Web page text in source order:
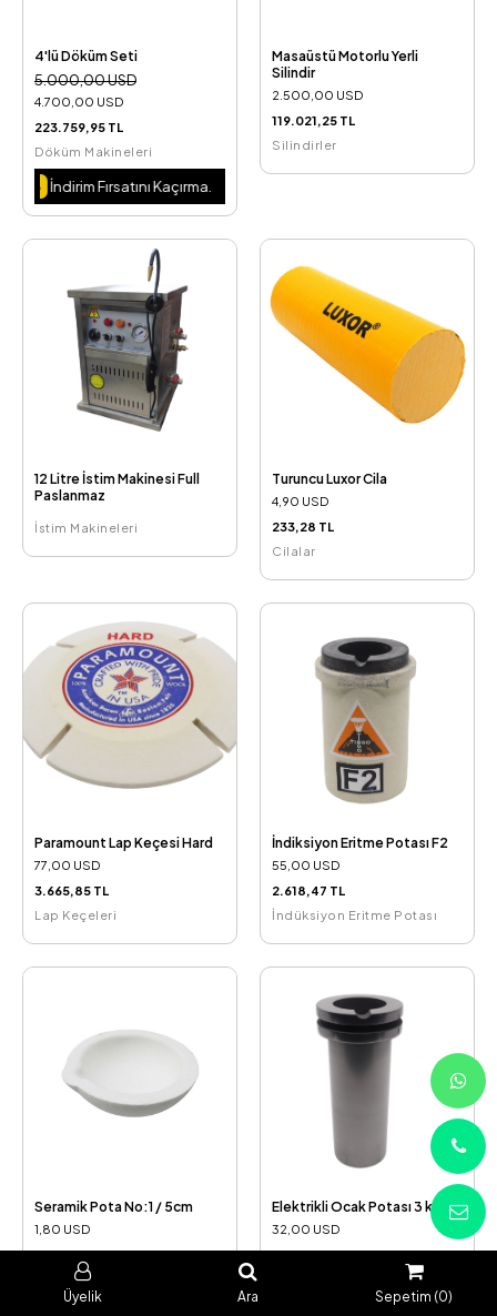
4'lü Döküm Seti
5.000,00 USD
4.700,00 USD
223.759,95 TL
Döküm Makineleri
Kaçırma.
Masaüstü Motorlu Yerli
Silindir
2.500,00 USD
119.021,25 TL
Silindirler
12 Litre İstim Makinesi Full
Paslanmaz
İstim Makineleri
Turuncu Luxor Cila
4,90 USD
233,28 TL
Cilalar
Paramount Lap Keçesi Hard
77,00 USD
3.665,85 TL
Lap Keçeleri
İndiksiyon Eritme Potası F2
55,00 USD
2.618,47 TL
İndüksiyon Eritme Potası
Seramik Pota No:1 / 5cm
1,80 USD
85,70 TL
Seramik Pota
Elektrikli Ocak Potası 3 kg
32,00 USD
1.523,47 TL
HEMEN ARA
Üyelik Ara Sepetim (0)